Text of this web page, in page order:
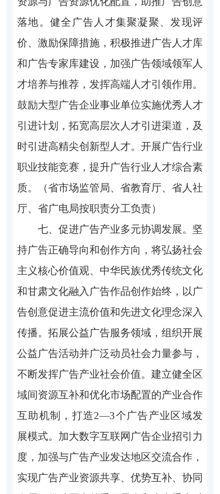
落地。健全广告人才集聚凝聚、发现评
价、激励保障措施，积极推进广告人才库
和广告专家库建设，加强广告领域领军人
才培养与推荐，发挥高端人才引领作用。
鼓励大型广告企业事业单位实施优秀人才
引进计划，拓宽高层次人才引进渠道，及
时引进高精尖创新型人才。开展广告行业
职业技能竞赛，提升广告行业人才综合素
质。（省市场监管局、省教育厅、省人社
厅、省广电局按职责分工负责）
七、促进广告产业多元协调发展。 坚
持广告正确导向和创作方向，将弘扬社会
主义核心价值观、中华民族优秀传统文化
和甘肃文化融入广告作品创作始终，以广
告创意促进主流价值和先进文化理念深入
传播。拓展公益广告服务领域，组织开展
公益广告活动并广泛动员社会力量参与，
不断发挥广告产业社会价值。建立健全区
域间资源互补和优化市场配置的产业合作
互助机制，打造2—3个广告产业区域发
展模式。加大数字互联网广告企业招引力
度，加强与广告产业发达地区交流合作，
实现广告产业资源共享、优势互补、协同